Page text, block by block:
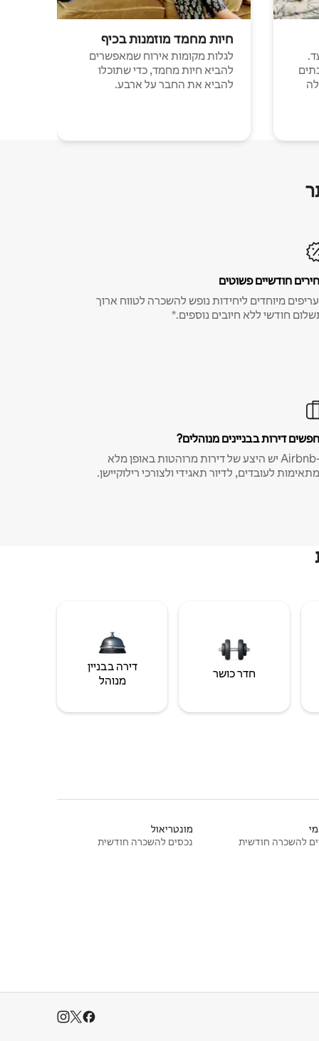
חיות מחמד מוזמנות בכיף
לגלות מקומות אירוח שמאפשרים
להביא חיות מחמד, כדי שתוכלו
להביא את החבר על ארבע.
חודשיים פשוטים
מיוחדים ליחידות נופש להשכרה לטווח ארוך
חודשי ללא חיובים נוספים.*
דירות בבניינים מנוהלים?
ב-Airbnb יש היצע של דירות מרוהטות באופן מלא
לעובדים, לדיור תאגידי ולצורכי רילוקיישן.
חדר כושר
דירה בבניין
מנוהל
להשכרה חודשית
מונטריאול
נכסים להשכרה חודשית